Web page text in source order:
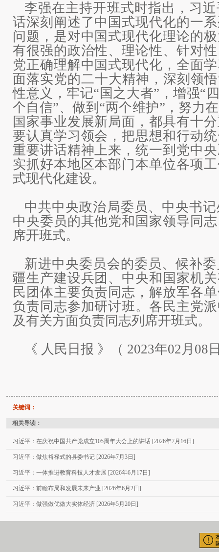
李强在主持开班式时指出，习
话深刻阐述了中国式现代化的一
问题，是对中国式现代化理论的
有很强的政治性、理论性、针对
党正确理解中国式现代化，全面
面落实党的二十大精神，深刻领
性意义，牢记“国之大者”，增强“
个自信”、做到“两个维护”，努力
国家事业发展新局面，都具有十
要认真学习领会，把思想和行动
重要讲话精神上来，统一到党中
实抓好本地区本部门本单位各项
式现代化建设。
中共中央政治局委员、中央书
中央委员的其他党和国家领导同
席开班式。
新进中央委员会的委员、候补
疆生产建设兵团、中央和国家机
民团体主要负责同志，解放军各
负责同志参加研讨班。各民主党
及有关方面负责同志列席开班式。
《 人民日报 》（ 2023年02月08
关键词：
相关导读：
习近平：在庆祝中国共产党成立105周年大会上的讲话 [2026年7月16日]
习近平：做焦裕禄式的县委书记 [2026年7月3日]
习近平：一体推进教育科技人才发展 [2026年6月17日]
习近平：前瞻布局和发展未来产业 [2026年6月2日]
习近平：做强做优做大实体经济 [2026年5月20日]